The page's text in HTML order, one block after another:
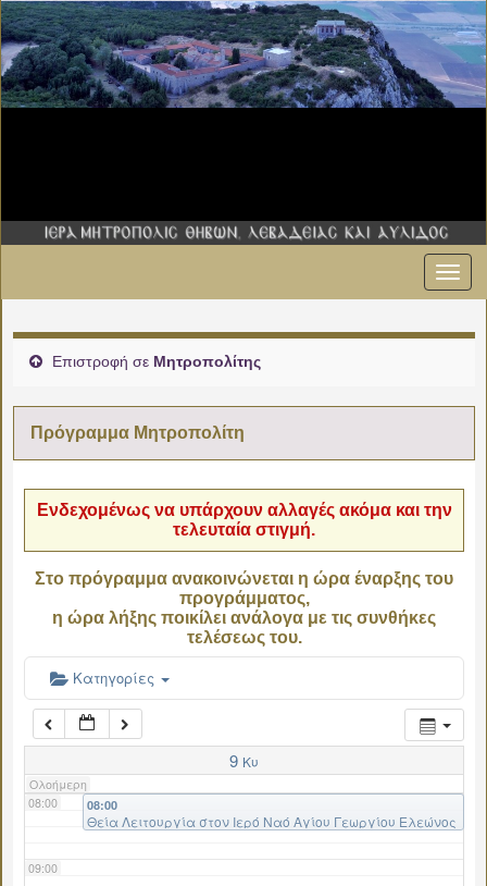
Επιστροφή σε Μητροπολίτης
Πρόγραμμα Μητροπολίτη
Ενδεχομένως να υπάρχουν αλλαγές ακόμα και την
τελευταία στιγμή.
Στο πρόγραμμα ανακοινώνεται η ώρα έναρξης του
προγράμματος,
η ώρα λήξης ποικίλει ανάλογα με τις συνθήκες
τελέσεως του.
Κατηγορίες
9 Κυ
Ολοήμερη
02:00
06:00
07:00
08:00
09:00
08:00
Θεία Λειτουργία στον Ιερό Ναό Αγίου Γεωργίου Ελεώνος